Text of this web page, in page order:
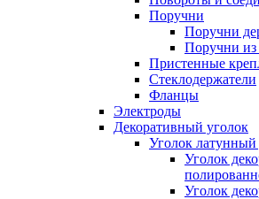
Поручни
Поручни
Поручни
Пристенные
Стеклодержатели
Фланцы
Электроды
Декоративный уголок
Уголок
Уголок
Уголок